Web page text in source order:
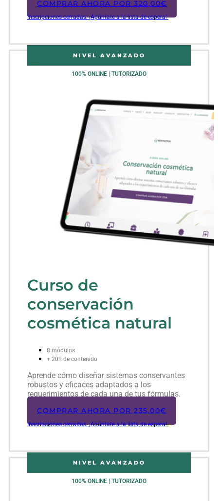
COMPRAR AHORA POR 320,00€
Inscripciones cerradas. ¡Apúntate a la lista de espera!
NIVEL AVANZADO
100% ONLINE | TUTORIZADO
Curso de
conservación
cosmética natural
8 módulos
+ 20h de contenido
Aprende cómo diseñar sistemas conservantes
robustos y eficaces adaptados a los
requerimientos de cada una de tus fórmulas.
COMPRAR AHORA POR 235,00€
Inscripciones cerradas. ¡Apúntate a la lista de espera!
NIVEL AVANZADO
100% ONLINE | TUTORIZADO